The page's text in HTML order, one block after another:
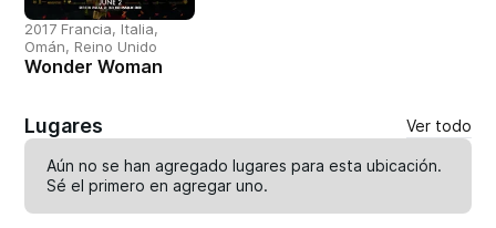
2017 Francia, Italia,
Omán, Reino Unido
Wonder Woman
Lugares Ver todo
Aún no se han agregado lugares para esta ubicación.
Sé el primero enagregar uno.